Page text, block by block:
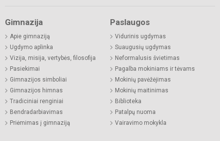
Gimnazija
Apie gimnaziją
Ugdymo aplinka
Vizija, misija, vertybės, filosofija
Pasiekimai
Gimnazijos simboliai
Gimnazijos himnas
Tradiciniai renginiai
Bendradarbiavimas
Priėmimas į gimnaziją
Paslaugos
Vidurinis ugdymas
Suaugusių ugdymas
Neformalusis švietimas
Pagalba mokiniams ir tėvams
Mokinių pavėžėjimas
Mokinių maitinimas
Biblioteka
Patalpų nuoma
Vairavimo mokykla